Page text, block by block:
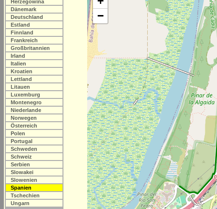
Herzegowina
Dänemark
Deutschland
Estland
Finnland
Frankreich
Großbritannien
Irland
Italien
Kroatien
Lettland
Litauen
Luxemburg
Montenegro
Niederlande
Norwegen
Österreich
Polen
Portugal
Schweden
Schweiz
Serbien
Slowakei
Slowenien
Spanien
Tschechien
Ungarn
−